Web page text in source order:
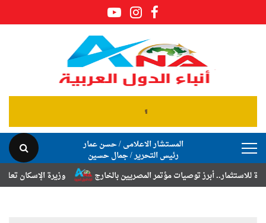
المستشار الاعلامى / حسن عمار
رئيس التحرير / جمال حسين
وزيرة الإسكان تعلن نتائج
أبرز توصيات مؤتمر المصريين بالخارج